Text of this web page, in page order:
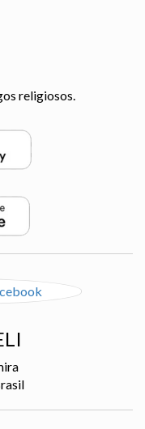
religiosos.